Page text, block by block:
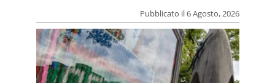
Pubblicato il 6 Agosto, 2026